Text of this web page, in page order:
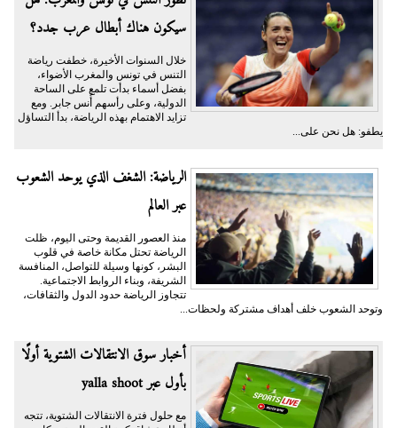
سيكون هناك أبطال عرب جدد؟
خلال السنوات الأخيرة، خطفت رياضة
التنس في تونس والمغرب الأضواء،
بفضل أسماء بدأت تلمع على الساحة
الدولية، وعلى رأسهم أُنس جابر. ومع
تزايد الاهتمام بهذه الرياضة، بدأ التساؤل
يطفو: هل نحن على...
الرياضة: الشغف الذي يوحد الشعوب
عبر العالم
منذ العصور القديمة وحتى اليوم، ظلت
الرياضة تحتل مكانة خاصة في قلوب
البشر، كونها وسيلة للتواصل، المنافسة
الشريفة، وبناء الروابط الاجتماعية.
تتجاوز الرياضة حدود الدول والثقافات،
وتوحد الشعوب خلف أهداف مشتركة ولحظات...
أخبار سوق الانتقالات الشتوية أولًا
بأول عبر yalla shoot
مع حلول فترة الانتقالات الشتوية، تتجه